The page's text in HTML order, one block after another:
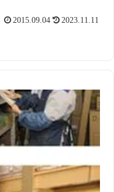
2015.09.04 2023.11.11